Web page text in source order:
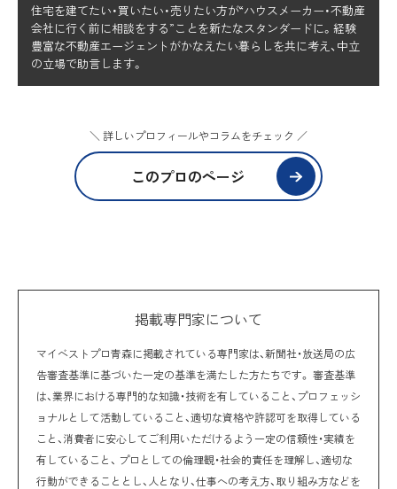
住宅を建てたい・買いたい・売りたい方が“ハウスメーカー・不動産
会社に行く前に相談をする”ことを新たなスタンダードに。経験
豊富な不動産エージェントがかなえたい暮らしを共に考え、中立
の立場で助言します。
＼ 詳しいプロフィールやコラムをチェック ／
このプロのページ
掲載専門家について
マイベストプロ青森に掲載されている専門家は、新聞社・放送局の広
告審査基準に基づいた一定の基準を満たした方たちです。 審査基準
は、業界における専門的な知識・技術を有していること、プロフェッシ
ョナルとして活動していること、適切な資格や許認可を取得している
こと、消費者に安心してご利用いただけるよう一定の信頼性・実績を
有していること、 プロとしての倫理観・社会的責任を理解し、適切な
行動ができることとし、人となり、仕事への考え方、取り組み方などを